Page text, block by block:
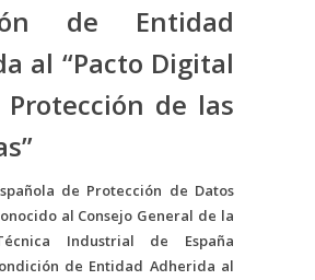
de Entidad
al “Pacto Digital
de las
de Protección de Datos
al Consejo General de la
Industrial de España
de Entidad Adherida al